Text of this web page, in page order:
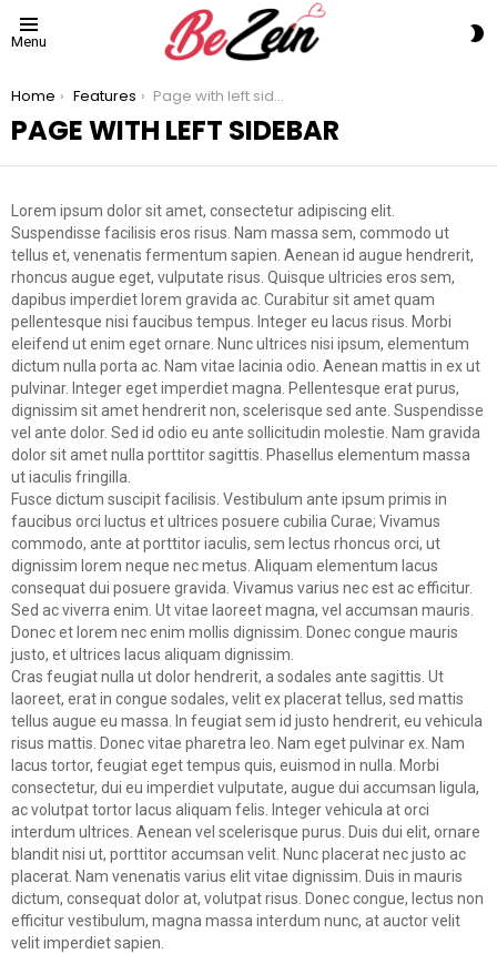
Menu
You are here:
Home Features Page with left sidebar
PAGE WITH LEFT SIDEBAR
Lorem ipsum dolor sit amet, consectetur adipiscing elit.
Suspendisse facilisis eros risus. Nam massa sem, commodo ut
tellus et, venenatis fermentum sapien. Aenean id augue hendrerit,
rhoncus augue eget, vulputate risus. Quisque ultricies eros sem,
dapibus imperdiet lorem gravida ac. Curabitur sit amet quam
pellentesque nisi faucibus tempus. Integer eu lacus risus. Morbi
eleifend ut enim eget ornare. Nunc ultrices nisi ipsum, elementum
dictum nulla porta ac. Nam vitae lacinia odio. Aenean mattis in ex ut
pulvinar. Integer eget imperdiet magna. Pellentesque erat purus,
dignissim sit amet hendrerit non, scelerisque sed ante. Suspendisse
vel ante dolor. Sed id odio eu ante sollicitudin molestie. Nam gravida
dolor sit amet nulla porttitor sagittis. Phasellus elementum massa
ut iaculis fringilla.
Fusce dictum suscipit facilisis. Vestibulum ante ipsum primis in
faucibus orci luctus et ultrices posuere cubilia Curae; Vivamus
commodo, ante at porttitor iaculis, sem lectus rhoncus orci, ut
dignissim lorem neque nec metus. Aliquam elementum lacus
consequat dui posuere gravida. Vivamus varius nec est ac efficitur.
Sed ac viverra enim. Ut vitae laoreet magna, vel accumsan mauris.
Donec et lorem nec enim mollis dignissim. Donec congue mauris
justo, et ultrices lacus aliquam dignissim.
Cras feugiat nulla ut dolor hendrerit, a sodales ante sagittis. Ut
laoreet, erat in congue sodales, velit ex placerat tellus, sed mattis
tellus augue eu massa. In feugiat sem id justo hendrerit, eu vehicula
risus mattis. Donec vitae pharetra leo. Nam eget pulvinar ex. Nam
lacus tortor, feugiat eget tempus quis, euismod in nulla. Morbi
consectetur, dui eu imperdiet vulputate, augue dui accumsan ligula,
ac volutpat tortor lacus aliquam felis. Integer vehicula at orci
interdum ultrices. Aenean vel scelerisque purus. Duis dui elit, ornare
blandit nisi ut, porttitor accumsan velit. Nunc placerat nec justo ac
placerat. Nam venenatis varius elit vitae dignissim. Duis in mauris
dictum, consequat dolor at, volutpat risus. Donec congue, lectus non
efficitur vestibulum, magna massa interdum nunc, at auctor velit
velit imperdiet sapien.